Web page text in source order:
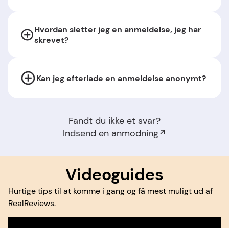
Hvordan sletter jeg en anmeldelse, jeg har
skrevet?
Kan jeg efterlade en anmeldelse anonymt?
Fandt du ikke et svar?
Indsend en anmodning
Videoguides
Hurtige tips til at komme i gang og få mest muligt ud af
RealReviews.